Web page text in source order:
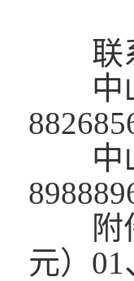
联系
中山
中山
附件
元）